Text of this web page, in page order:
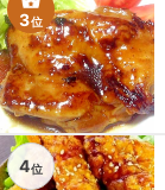
3位
4位